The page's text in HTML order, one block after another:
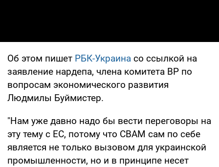
Об этом пишет РБК-Украина со ссылкой на
заявление нардепа, члена комитета ВР по
вопросам экономического развития
Людмилы Буймистер.
"Нам уже давно надо бы вести переговоры на
эту тему с ЕС, потому что СBAM сам по себе
является не только вызовом для украинской
промышленности, но и в принципе несет